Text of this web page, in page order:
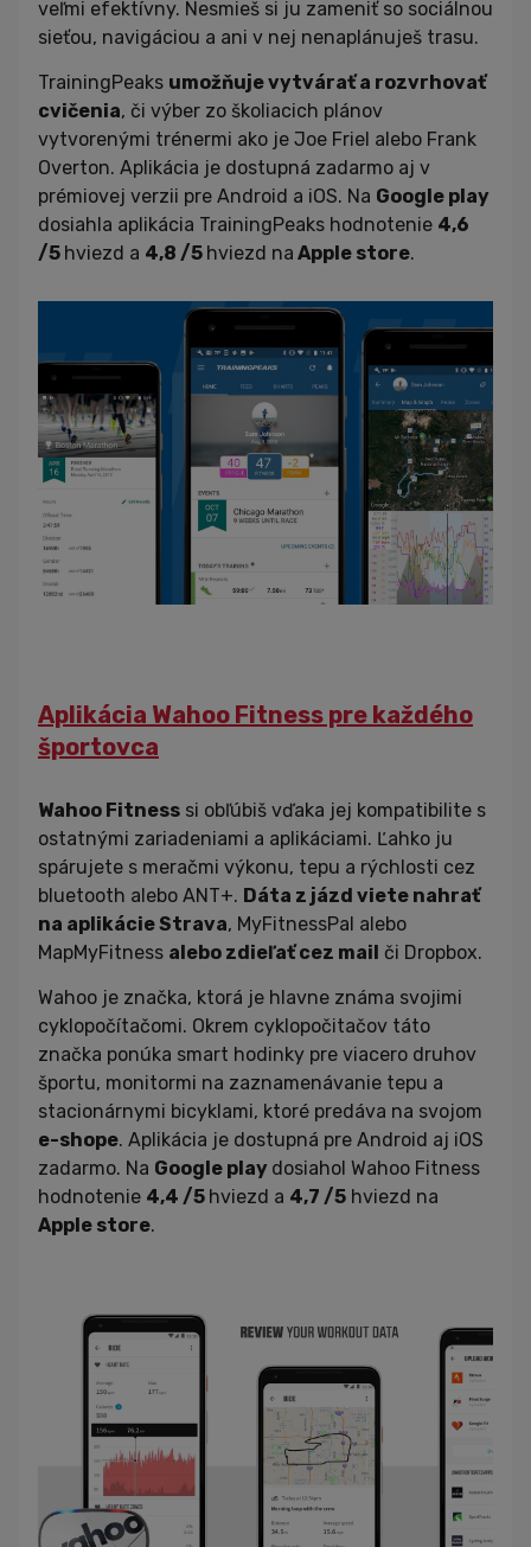
veľmi efektívny. Nesmieš si ju zameniť so sociálnou
sieťou, navigáciou a ani v nej nenaplánuješ trasu.
TrainingPeaks umožňuje vytvárať a rozvrhovať
cvičenia, či výber zo školiacich plánov
vytvorenými trénermi ako je Joe Friel alebo Frank
Overton. Aplikácia je dostupná zadarmo aj v
prémiovej verzii pre Android a iOS. Na Google play
dosiahla aplikácia TrainingPeaks hodnotenie 4,6
/5 hviezd a 4,8 /5 hviezd na Apple store.
Aplikácia Wahoo Fitness pre každého
športovca
Wahoo Fitness si obľúbiš vďaka jej kompatibilite s
ostatnými zariadeniami a aplikáciami. Ľahko ju
spárujete s meračmi výkonu, tepu a rýchlosti cez
bluetooth alebo ANT+. Dáta z jázd viete nahrať
na aplikácie Strava, MyFitnessPal alebo
MapMyFitness alebo zdieľať cez mail či Dropbox.
Wahoo je značka, ktorá je hlavne známa svojimi
cyklopočítačomi. Okrem cyklopočitačov táto
značka ponúka smart hodinky pre viacero druhov
športu, monitormi na zaznamenávanie tepu a
stacionárnymi bicyklami, ktoré predáva na svojom
e-shope. Aplikácia je dostupná pre Android aj iOS
zadarmo. Na Google play dosiahol Wahoo Fitness
hodnotenie 4,4 /5 hviezd a 4,7 /5 hviezd na
Apple store.